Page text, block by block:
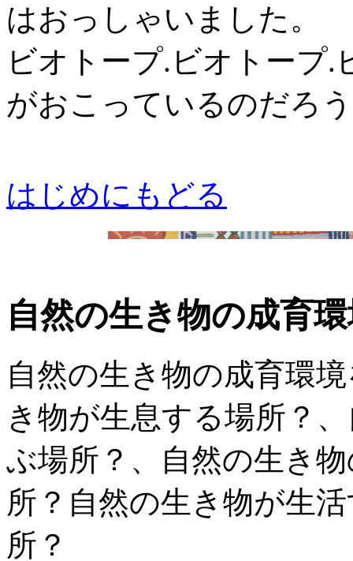
はおっしゃいました。
ビオトープ.ビオトープ.
がおこっているのだろ
はじめにもどる
自然の生き物の成育
自然の生き物の成育環
き物が生息する場所？
ぶ場所？、自然の生き
所？自然の生き物が生
所？